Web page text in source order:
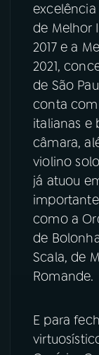
de Melhor
2017 e a
2021,
de São
conta com
italianas e
câmara,
violino
já atuou
como a
de
Scala, de
Romande.
E para